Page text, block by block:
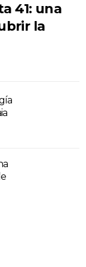
41: una
la